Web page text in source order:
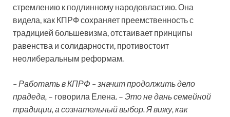
стремлению к подлинному народовластию. Она
видела, как КПРФ сохраняет преемственность с
традицией большевизма, отстаивает принципы
равенства и солидарности, противостоит
неолиберальным реформам.
– Работать в КПРФ – значит продолжить дело
прадеда, – говорила Елена. – Это не дань семейной
традиции, а сознательный выбор. Я вижу, как